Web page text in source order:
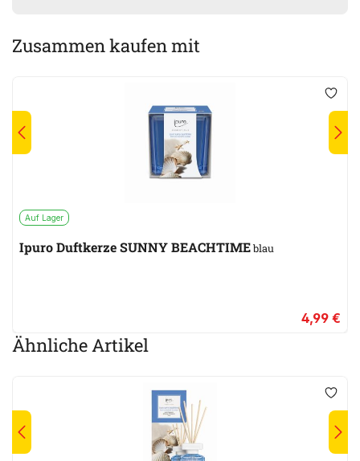
Zusammen kaufen mit
Auf Lager
Ipuro Duftkerze SUNNY BEACHTIMEblau
4,99 €
Ähnliche Artikel